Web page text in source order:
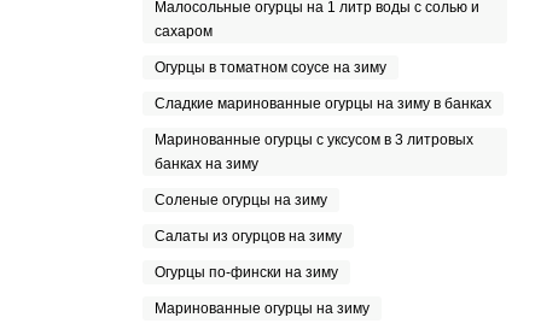
Малосольные огурцы на 1 литр воды с солью и
сахаром
Огурцы в томатном соусе на зиму
Сладкие маринованные огурцы на зиму в банках
Маринованные огурцы с уксусом в 3 литровых
банках на зиму
Соленые огурцы на зиму
Салаты из огурцов на зиму
Огурцы по-фински на зиму
Маринованные огурцы на зиму